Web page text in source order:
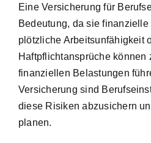
Eine Versicherung für
Bedeutung, da sie
plötzliche Arbeitsunfähigkeit
Haftpflichtansprüche können
finanziellen Belastungen
Versicherung sind
diese Risiken abzusichern
planen.